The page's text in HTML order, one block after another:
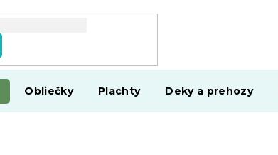
Obliečky Plachty Deky a prehozy